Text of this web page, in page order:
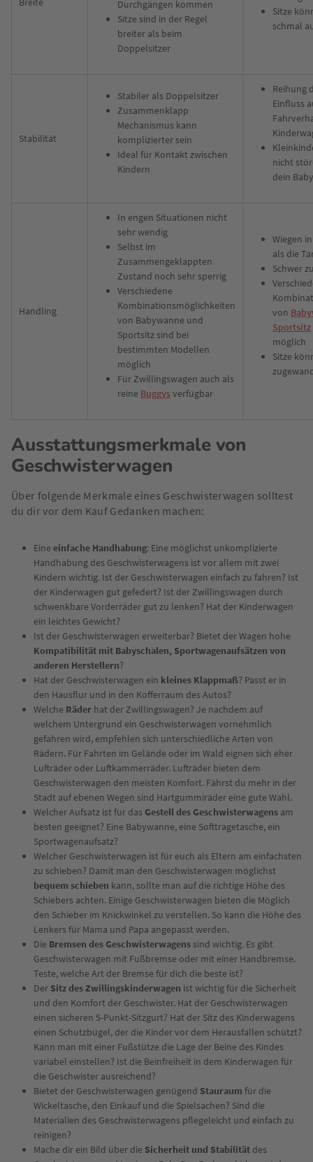
Durchgängen kommen
Sitze sind in der Regel
breiter als beim
Doppelsitzer
Sitze
schmal
Stabilität
Stabiler als Doppelsitzer
Zusammenklapp
Mechanismus kann
komplizierter sein
Ideal für Kontakt zwischen
Kindern
Reihung
Einfluss
nicht
dein Baby
Handling
In engen Situationen nicht
sehr wendig
Selbst im
Zusammengeklappten
Zustand noch sehr sperrig
Verschiedene
Kombinationsmöglichkeiten
von Babywanne und
Sportsitz sind bei
bestimmten Modellen
möglich
Für Zwillingswagen auch als
reine Buggysverfügbar
Wiegen
als die
Schwer
von
Sportsitz
möglich
Sitze
Ausstattungsmerkmale von
Geschwisterwagen
Über folgende Merkmale eines Geschwisterwagen solltest
du dir vor dem Kauf Gedanken machen:
Eineeinfache Handhabung: Eine möglichst unkomplizierte
Handhabung des Geschwisterwagens ist vor allem mit zwei
Kindern wichtig. Ist der Geschwisterwagen einfach zu fahren? Ist
der Kinderwagen gut gefedert? Ist der Zwillingswagen durch
schwenkbare Vorderräder gut zu lenken? Hat der Kinderwagen
ein leichtes Gewicht?
Ist der Geschwisterwagen erweiterbar? Bietet der Wagen hohe
Kompatibilität mit Babyschalen, Sportwagenaufsätzen von
anderen Herstellern?
Hat der Geschwisterwagen ein kleines Klappmaß? Passt er in
den Hausflur und in den Kofferraum des Autos?
Welche Räder hat der Zwillingswagen? Je nachdem auf
welchem Untergrund ein Geschwisterwagen vornehmlich
gefahren wird, empfehlen sich unterschiedliche Arten von
Rädern. Für Fahrten im Gelände oder im Wald eignen sich eher
Lufträder oder Luftkammerräder. Lufträder bieten dem
Geschwisterwagen den meisten Komfort. Fährst du mehr in der
Stadt auf ebenen Wegen sind Hartgummiräder eine gute Wahl.
Welcher Aufsatz ist für das Gestell des Geschwisterwagens am
besten geeignet? Eine Babywanne, eine Softtragetasche, ein
Sportwagenaufsatz?
Welcher Geschwisterwagen ist für euch als Eltern am einfachsten
zu schieben? Damit man den Geschwisterwagen möglichst
bequem schieben kann, sollte man auf die richtige Höhe des
Schiebers achten. Einige Geschwisterwagen bieten die Möglich
den Schieber im Knickwinkel zu verstellen. So kann die Höhe des
Lenkers für Mama und Papa angepasst werden.
Die Bremsen des Geschwisterwagens sind wichtig. Es gibt
Geschwisterwagen mit Fußbremse oder mit einer Handbremse.
Teste, welche Art der Bremse für dich die beste ist?
Der Sitz des Zwillingskinderwagen ist wichtig für die Sicherheit
und den Komfort der Geschwister. Hat der Geschwisterwagen
einen sicheren 5-Punkt-Sitzgurt? Hat der Sitz des Kinderwagens
einen Schutzbügel, der die Kinder vor dem Herausfallen schützt?
Kann man mit einer Fußstütze die Lage der Beine des Kindes
variabel einstellen? Ist die Beinfreiheit in dem Kinderwagen für
die Geschwister ausreichend?
Bietet der Geschwisterwagen genügend Stauraum für die
Wickeltasche, den Einkauf und die Spielsachen? Sind die
Materialien des Geschwisterwagens pflegeleicht und einfach zu
reinigen?
Mache dir ein Bild über die Sicherheit und Stabilität des